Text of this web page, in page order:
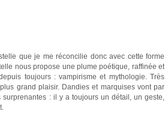
que je me réconcilie donc avec cette forme
nous propose une plume poétique, raffinée et
toujours : vampirisme et mythologie. Très
grand plaisir. Dandies et marquises vont par
: il y a toujours un détail, un geste,